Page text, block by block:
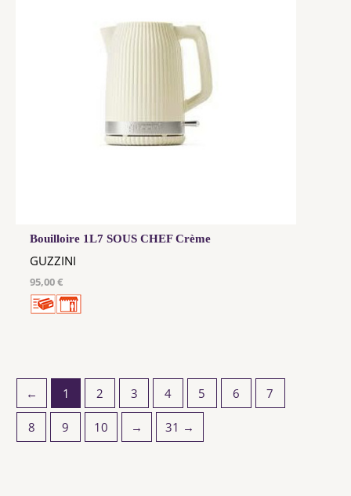
Bouilloire 1L7 SOUS CHEF Crème
GUZZINI
95,00 €
← 1 2 3 4 5 6 7
8 9 10 → 31 →